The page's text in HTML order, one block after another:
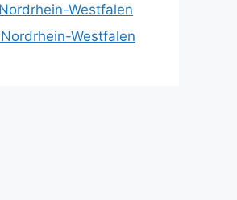
Westfalen
Westfalen